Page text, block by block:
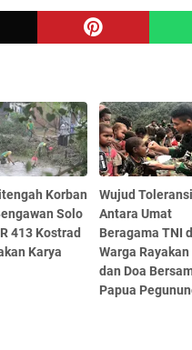
Korban
Solo
413 Kostrad
Karya
Wujud Toleransi
Antara Umat
Beragama TNI
Warga
dan Doa
Papua